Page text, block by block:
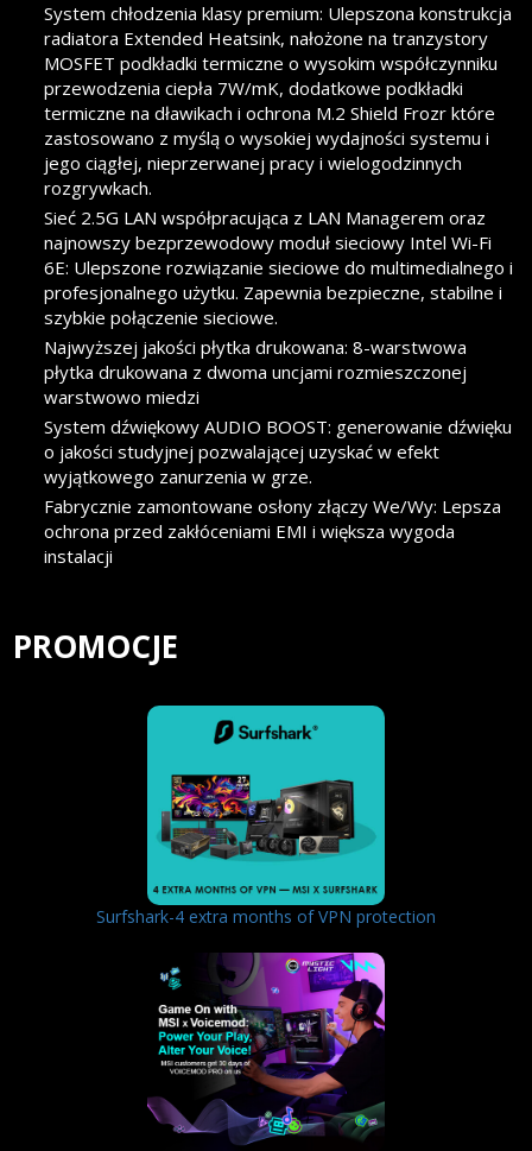
System chłodzenia klasy premium: Ulepszona konstrukcja
radiatora Extended Heatsink, nałożone na tranzystory
MOSFET podkładki termiczne o wysokim współczynniku
przewodzenia ciepła 7W/mK, dodatkowe podkładki
termiczne na dławikach i ochrona M.2 Shield Frozr które
zastosowano z myślą o wysokiej wydajności systemu i
jego ciągłej, nieprzerwanej pracy i wielogodzinnych
rozgrywkach.
Sieć 2.5G LAN współpracująca z LAN Managerem oraz
najnowszy bezprzewodowy moduł sieciowy Intel Wi-Fi
6E: Ulepszone rozwiązanie sieciowe do multimedialnego i
profesjonalnego użytku. Zapewnia bezpieczne, stabilne i
szybkie połączenie sieciowe.
Najwyższej jakości płytka drukowana: 8-warstwowa
płytka drukowana z dwoma uncjami rozmieszczonej
warstwowo miedzi
System dźwiękowy AUDIO BOOST: generowanie dźwięku
o jakości studyjnej pozwalającej uzyskać w efekt
wyjątkowego zanurzenia w grze.
Fabrycznie zamontowane osłony złączy We/Wy: Lepsza
ochrona przed zakłóceniami EMI i większa wygoda
instalacji
PROMOCJE
Surfshark-4 extra months of VPN protection